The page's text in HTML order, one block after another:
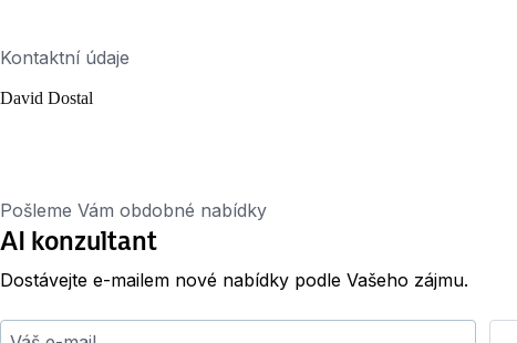
Kontaktní údaje
David Dostal
Pošleme Vám obdobné nabídky
AI konzultant
Dostávejte e-mailem nové nabídky podle Vašeho zájmu.
Váš e-mail